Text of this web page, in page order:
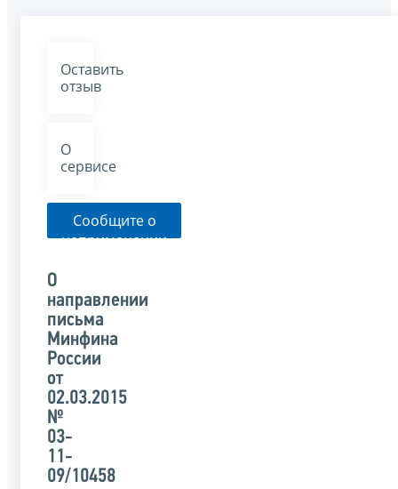
Оставить
отзыв
О
сервисе
Сообщите о
неприменении
указанного
письма
О
направлении
письма
Минфина
России
от
02.03.2015
№
03-
11-
09/10458